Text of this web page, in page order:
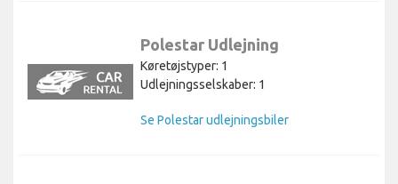
Polestar Udlejning
Køretøjstyper: 1
Udlejningsselskaber: 1
Se Polestar udlejningsbiler